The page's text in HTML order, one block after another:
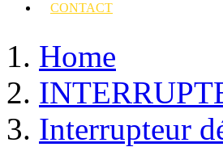
CONTACT
Home
Interrupteur